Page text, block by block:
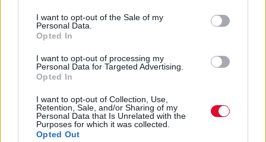
I want to opt-out of the Sale of my
Personal Data.
Opted In
I want to opt-out of processing my
Personal Data for Targeted Advertising.
Opted In
I want to opt-out of Collection, Use,
Retention, Sale, and/or Sharing of my
Personal Data that Is Unrelated with the
Purposes for which it was collected.
Opted Out